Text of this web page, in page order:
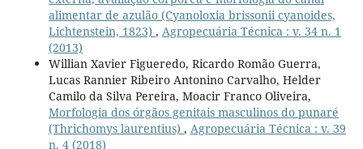
alimentar de azulão (Cyanoloxia brissonii cyanoides,
Lichtenstein, 1823) , Agropecuária Técnica : v. 34 n. 1
(2013)
Willian Xavier Figueredo, Ricardo Romão Guerra,
Lucas Rannier Ribeiro Antonino Carvalho, Helder
Camilo da Silva Pereira, Moacir Franco Oliveira,
Morfologia dos órgãos genitais masculinos do punaré
(Thrichomys laurentius) , Agropecuária Técnica : v. 39
n. 4 (2018)